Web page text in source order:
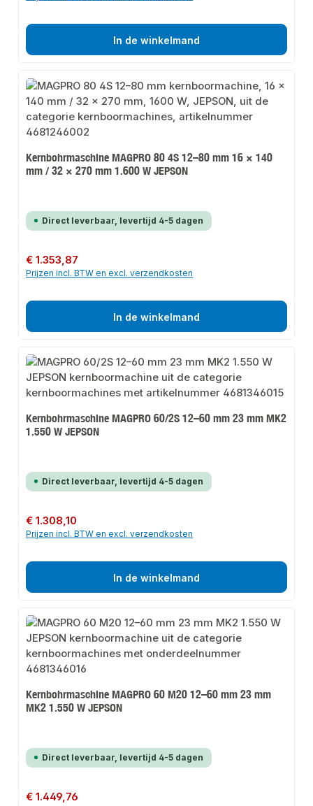
In de winkelmand
Kernbohrmaschine MAGPRO 80 4S 12–80 mm 16 × 140
mm / 32 × 270 mm 1.600 W JEPSON
Direct leverbaar, levertijd 4-5 dagen
Normale prijs:
€ 1.353,87
Prijzen incl. BTW en excl. verzendkosten
In de winkelmand
Kernbohrmaschine MAGPRO 60/2S 12–60 mm 23 mm MK2
1.550 W JEPSON
Direct leverbaar, levertijd 4-5 dagen
Normale prijs:
€ 1.308,10
Prijzen incl. BTW en excl. verzendkosten
In de winkelmand
Kernbohrmaschine MAGPRO 60 M20 12–60 mm 23 mm
MK2 1.550 W JEPSON
Direct leverbaar, levertijd 4-5 dagen
Normale prijs:
€ 1.449,76